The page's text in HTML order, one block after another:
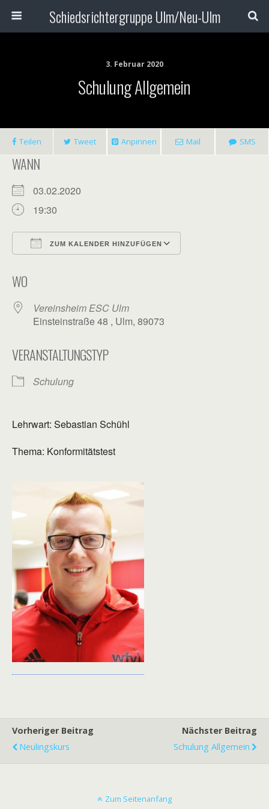
Schiedsrichtergruppe Ulm/Neu-Ulm
3. Februar 2020
Schulung Allgemein
Teilen Tweet Anpinnen Mail SMS
WANN
03.02.2020
19:30
ZUM KALENDER HINZUFÜGEN
WO
Vereinsheim ESC Ulm
Einsteinstraße 48 , Ulm, 89073
VERANSTALTUNGSTYP
Schulung
Lehrwart: Sebastian Schühl
Thema: Konformitätstest
Vorheriger Beitrag
Neulingskurs
Nächster Beitrag
Schulung Allgemein
Zum Seitenanfang